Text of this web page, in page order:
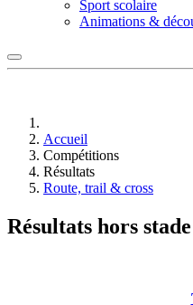
Sport scolaire
Animations &
Accueil
Compétitions
Résultats
Route, trail & cross
Résultats hors stade